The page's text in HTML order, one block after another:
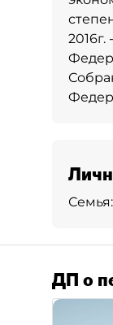
Семья:
ДП о